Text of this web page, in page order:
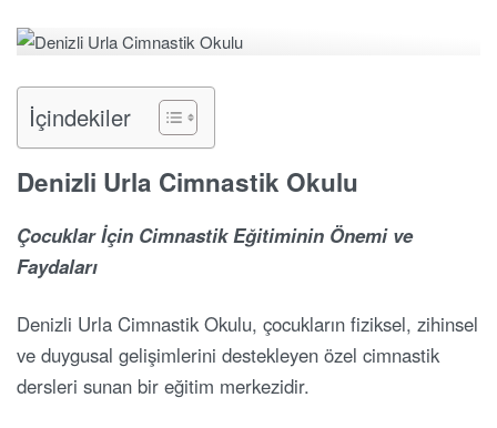
İçindekiler
Denizli Urla Cimnastik Okulu
Çocuklar İçin Cimnastik Eğitiminin Önemi ve
Faydaları
Denizli Urla Cimnastik Okulu, çocukların fiziksel, zihinsel
ve duygusal gelişimlerini destekleyen özel cimnastik
dersleri sunan bir eğitim merkezidir.